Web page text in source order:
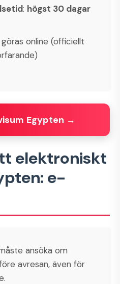
: högst 30 dagar
göras online (officiellt
Egypten →
elektroniskt
e-
ansöka om
avresan, även för